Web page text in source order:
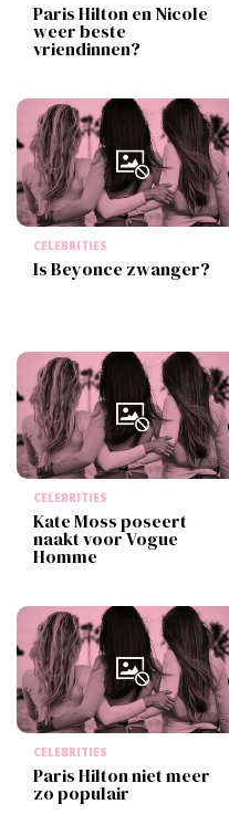
Paris Hilton en Nicole
weer beste
vriendinnen?
CELEBRITIES
Is Beyonce zwanger?
CELEBRITIES
Kate Moss poseert
naakt voor Vogue
Homme
CELEBRITIES
Paris Hilton niet meer
zo populair